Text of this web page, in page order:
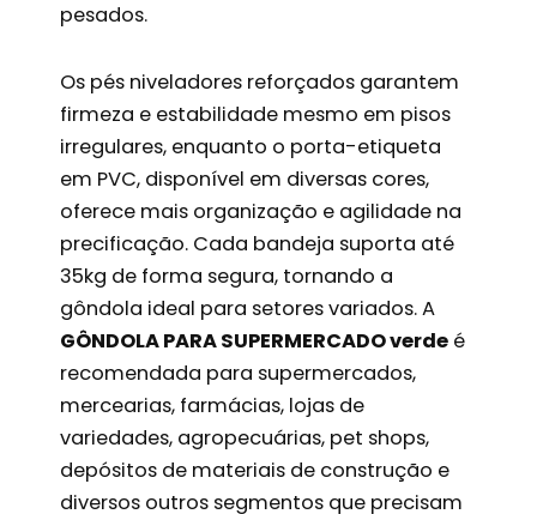
pesados.
Os pés niveladores reforçados garantem
firmeza e estabilidade mesmo em pisos
irregulares, enquanto o porta-etiqueta
em PVC, disponível em diversas cores,
oferece mais organização e agilidade na
precificação. Cada bandeja suporta até
35kg de forma segura, tornando a
gôndola ideal para setores variados. A
GÔNDOLA PARA SUPERMERCADO verde é
recomendada para supermercados,
mercearias, farmácias, lojas de
variedades, agropecuárias, pet shops,
depósitos de materiais de construção e
diversos outros segmentos que precisam